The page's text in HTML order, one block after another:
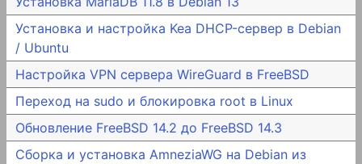
Установка и настройка Kea DHCP-сервер в Debian
/ Ubuntu
Настройка VPN сервера WireGuard в FreeBSD
Переход на sudo и блокировка root в Linux
Обновление FreeBSD 14.2 до FreeBSD 14.3
Сборка и установка AmneziaWG на Debian из